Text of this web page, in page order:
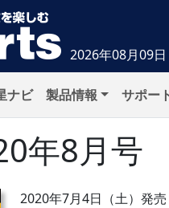
2026年08月09日
ナビ 製品情報 サポー
年8月号
2020年7月4日（土）発売